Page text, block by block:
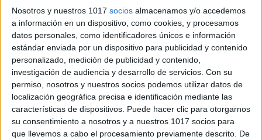
Nosotros y nuestros 1017 socios almacenamos y/o accedemos
a información en un dispositivo, como cookies, y procesamos
datos personales, como identificadores únicos e información
estándar enviada por un dispositivo para publicidad y contenido
personalizado, medición de publicidad y contenido,
investigación de audiencia y desarrollo de servicios. Con su
permiso, nosotros y nuestros socios podemos utilizar datos de
localización geográfica precisa e identificación mediante las
características de dispositivos. Puede hacer clic para otorgarnos
su consentimiento a nosotros y a nuestros 1017 socios para
que llevemos a cabo el procesamiento previamente descrito. De